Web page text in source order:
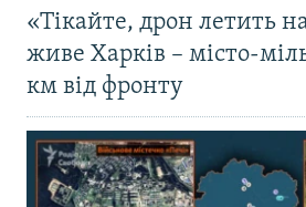
«Тікайте, дрон летить
живе Харків – місто-
км від фронту